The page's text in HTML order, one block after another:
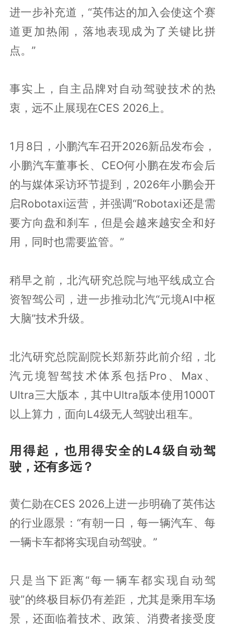
进一步补充道，“英伟达的加入会使这个赛
道更加热闹，落地表现成为了关键比拼
点。”
事实上，自主品牌对自动驾驶技术的热
衷，远不止展现在CES 2026上。
1月8日，小鹏汽车召开2026新品发布会，
小鹏汽车董事长、CEO何小鹏在发布会后
的与媒体采访环节提到，2026年小鹏会开
启Robotaxi运营，并强调“Robotaxi还是需
要方向盘和刹车，但是会越来越安全和好
用，同时也需要监管。”
稍早之前，北汽研究总院与地平线成立合
资智驾公司，进一步推动北汽“元境AI中枢
大脑”技术升级。
北汽研究总院副院长郑新芬此前介绍，北
汽元境智驾技术体系包括Pro、Max、
Ultra三大版本，其中Ultra版本使用1000T
以上算力，面向L4级无人驾驶出租车。
用得起，也用得安全的L4级自动驾
驶，还有多远？
黄仁勋在CES 2026上进一步明确了英伟达
的行业愿景：“有朝一日，每一辆汽车、每
一辆卡车都将实现自动驾驶。”
只是当下距离“每一辆车都实现自动驾
驶”的终极目标仍有差距，尤其是乘用车场
景，还面临着技术、政策、消费者接受度